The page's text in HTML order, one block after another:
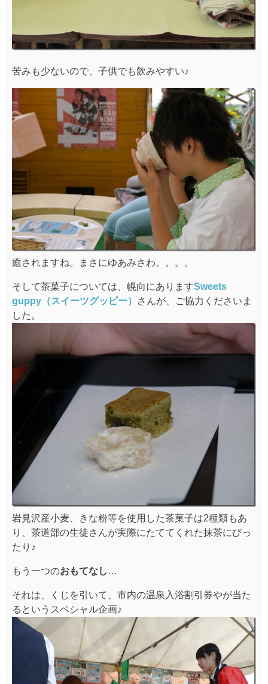
苦みも少ないので、子供でも飲みやすい♪
癒されますね。まさにゆあみさわ。。。。
そして茶菓子については、幌向にありますSweets
guppy（スイーツグッピー）
さんが、ご協力くださいま
した。
岩見沢産小麦、きな粉等を使用した茶菓子は2種類もあ
り、茶道部の生徒さんが実際にたててくれた抹茶にぴっ
たり♪
もう一つのおもてなし …
それは、くじを引いて、市内の温泉入浴割引券やが当た
るというスペシャル企画♪